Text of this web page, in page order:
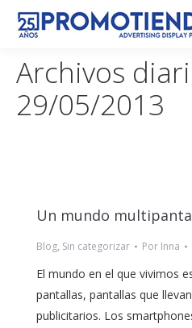
Archivos
29/05/2013
Un mundo
Blog, Sin categorizar Por Inna
El mundo en el que vivimos
pantallas, pantallas que
publicitarios. Los